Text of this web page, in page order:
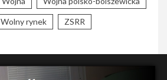
Wolny rynek ZSRR